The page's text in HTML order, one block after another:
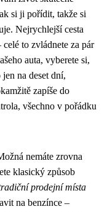
si ji pořídit, takže si
Nejrychlejší cesta
to zvládnete za pár
auta, vyberete si,
na deset dní,
zapíše do
všechno v pořádku
nemáte zrovna
klasický způsob
prodejní místa
na benzínce –